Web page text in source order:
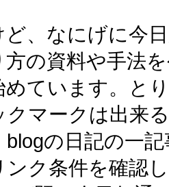
ど、なにげに今
方の資料や手法
めています。と
クマークは出来
blogの日記の一
ンク条件を確認